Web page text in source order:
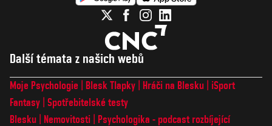
Další témata z našich webů
Moje Psychologie Blesk Tlapky Hráči na Blesku
iSport
Fantasy Spotřebitelské testy
Blesku
Nemovitosti
Psychologika - podcast rozbíjející